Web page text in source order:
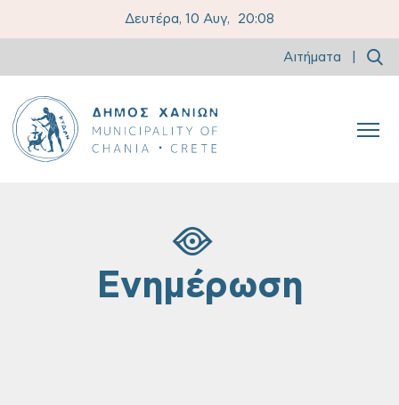
Δευτέρα, 10 Αυγ, 20:08
Αιτήματα
Ενημέρωση